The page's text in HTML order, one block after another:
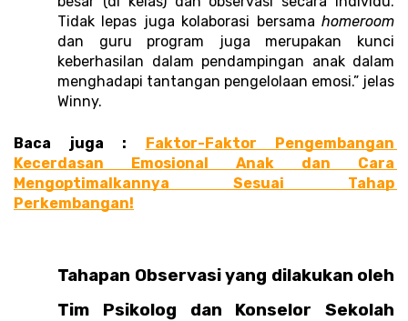
Tidak lepas juga kolaborasi bersama homeroom
dan guru program juga merupakan kunci
keberhasilan dalam pendampingan anak dalam
menghadapi tantangan pengelolaan emosi.” jelas
Winny.
Baca juga :
Faktor-Faktor Pengembangan
Kecerdasan Emosional Anak dan Cara
Mengoptimalkannya Sesuai Tahap
Perkembangan!
Tahapan Observasi yang dilakukan oleh
Tim Psikolog dan Konselor Sekolah